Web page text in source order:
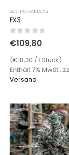
SOLFIRE GARDENS
FX3
0out of 5
€109,80
(€18,30 / 1 Stück)
Enthält 7% MwSt.,
Versand